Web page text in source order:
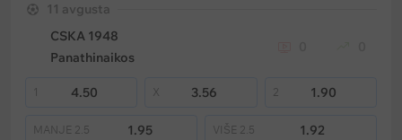
11 avgusta
CSKA 1948
Panathinaikos
1 4.50 3.56 2 1.90
MANJE 2.5 1.95 VIŠE 2.5 1.92